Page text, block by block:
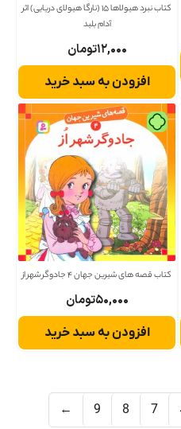
کتاب نبرد هیولاها 15 (نارگا هیولای دریایی) اثر
آدام بلید
۱۲,۰۰۰تومان
افزودن به سبد خرید
کتاب قصه های شیرین جهان 4 جادوگر شهر از
۵۰,۰۰۰تومان
افزودن به سبد خرید